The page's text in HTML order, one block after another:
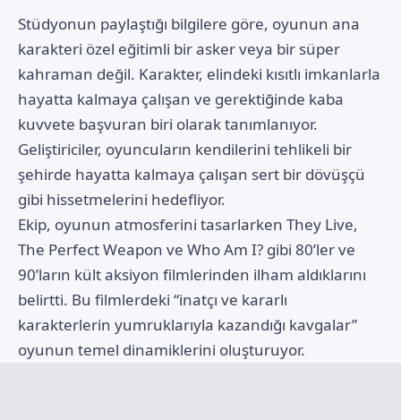
Stüdyonun paylaştığı bilgilere göre, oyunun ana
karakteri özel eğitimli bir asker veya bir süper
kahraman değil. Karakter, elindeki kısıtlı imkanlarla
hayatta kalmaya çalışan ve gerektiğinde kaba
kuvvete başvuran biri olarak tanımlanıyor.
Geliştiriciler, oyuncuların kendilerini tehlikeli bir
şehirde hayatta kalmaya çalışan sert bir dövüşçü
gibi hissetmelerini hedefliyor.
Ekip, oyunun atmosferini tasarlarken They Live,
The Perfect Weapon ve Who Am I? gibi 80’ler ve
90’ların kült aksiyon filmlerinden ilham aldıklarını
belirtti. Bu filmlerdeki “inatçı ve kararlı
karakterlerin yumruklarıyla kazandığı kavgalar”
oyunun temel dinamiklerini oluşturuyor.